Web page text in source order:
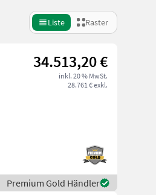
Liste Raster
34.513,20 €
inkl. 20 % MwSt.
28.761 € exkl.
Premium Gold Händler